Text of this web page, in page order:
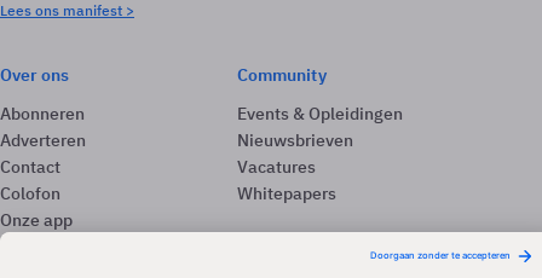
Lees ons manifest >
Over ons
Abonneren
Adverteren
Contact
Colofon
Onze app
Community
Events & Opleidingen
Nieuwsbrieven
Vacatures
Whitepapers